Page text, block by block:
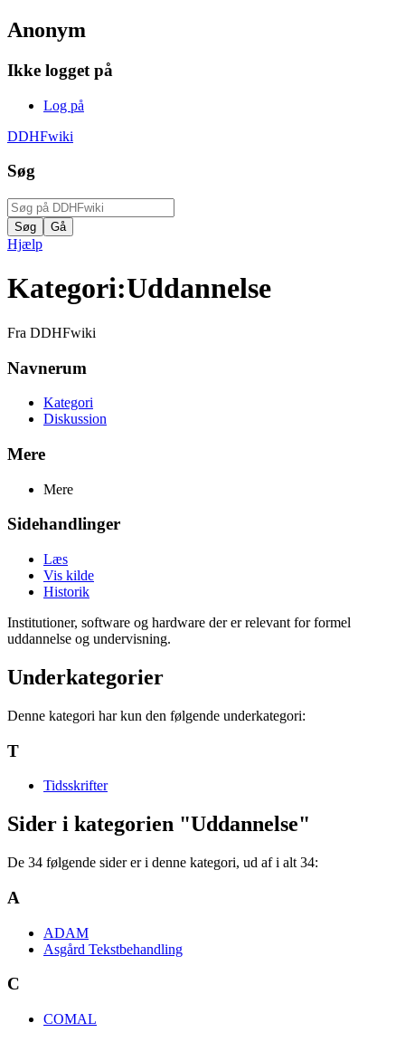
Anonym
Ikke logget på
Log på
DDHFwiki
Søg
Hjælp
Kategori:Uddannelse
Fra DDHFwiki
Navnerum
Kategori
Diskussion
Mere
Mere
Sidehandlinger
Læs
Vis kilde
Historik
Institutioner, software og hardware der er relevant for formel
uddannelse og undervisning.
Underkategorier
Denne kategori har kun den følgende underkategori:
T
Tidsskrifter
Sider i kategorien "Uddannelse"
De 34 følgende sider er i denne kategori, ud af i alt 34:
A
ADAM
Asgård Tekstbehandling
C
COMAL